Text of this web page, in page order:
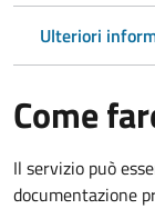
Ulteriori
Come
Il servizio può
documentazione